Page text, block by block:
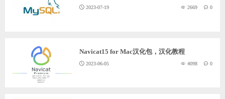
2023-07-19 2669 0
Navicat15 for Mac汉化包，汉化教程
2023-06-05 4098 0